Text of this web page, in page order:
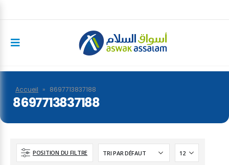
Accueil » 8697713837188
8697713837188
POSITION DU FILTRE